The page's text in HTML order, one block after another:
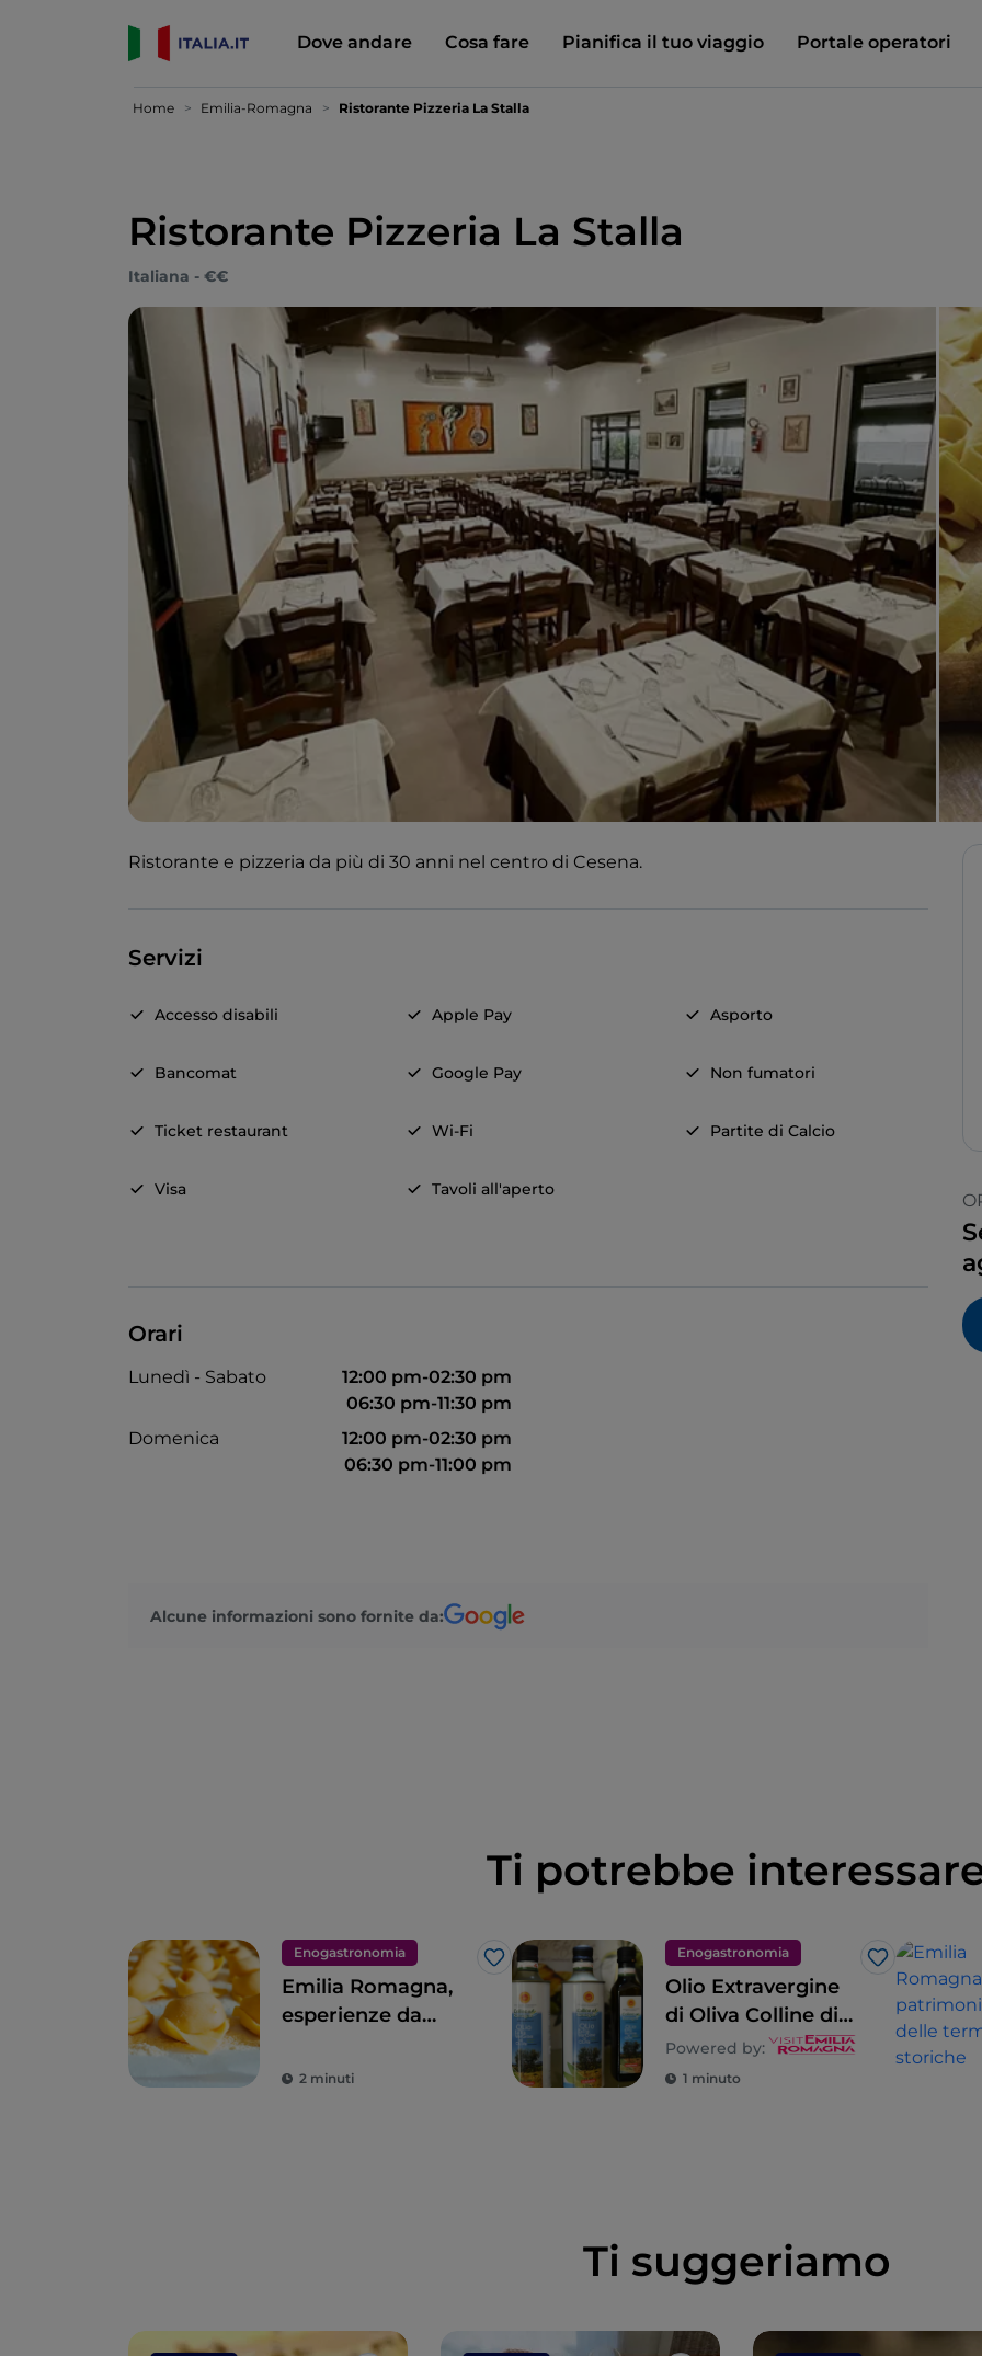
Dove andare Cosa fare Pianifica il tuo viaggio Portale operatori
Home Emilia-Romagna Ristorante Pizzeria La Stalla
Ristorante Pizzeria La Stalla
Italiana - €€
Ristorante e pizzeria da più di 30 anni nel centro di Cesena.
Servizi
Accesso disabili Apple Pay Asporto
Bancomat Google Pay Non fumatori
Ticket restaurant Wi-Fi Partite di Calcio
Visa Tavoli all'aperto
Orari
Lunedì - Sabato
12:00 pm-02:30 pm
06:30 pm-11:30 pm
Domenica
12:00 pm-02:30 pm
06:30 pm-11:00 pm
Alcune informazioni sono fornite da:
Ti potrebbe
Enogastronomia
Like
Emilia Romagna,
esperienze da
dei sapori
2 minuti
Enogastronomia
Like
Olio Extravergine
di Oliva Colline di
Romagna DOP
Powered by:
1 minuto
Ti suggeriamo